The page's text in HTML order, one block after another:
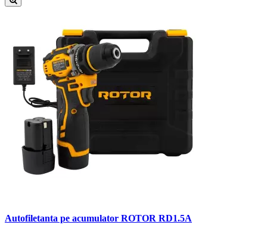
Autofiletanta pe acumulator ROTOR RD1.5A